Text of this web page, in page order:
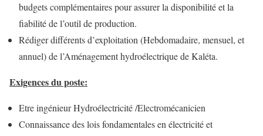
budgets complémentaires pour assurer la disponibilité et la
fiabilité de l’outil de production.
Rédiger différents d’exploitation (Hebdomadaire, mensuel, et
annuel) de l’Aménagement hydroélectrique de Kaléta.
Exigences du poste:
Etre ingénieur Hydroélectricité /Electromécanicien
Connaissance des lois fondamentales en électricité et